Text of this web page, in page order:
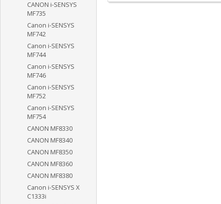
CANON i-SENSYS
MF735
Canon i-SENSYS
MF742
Canon i-SENSYS
MF744
Canon i-SENSYS
MF746
Canon i-SENSYS
MF752
Canon i-SENSYS
MF754
CANON MF8330
CANON MF8340
CANON MF8350
CANON MF8360
CANON MF8380
Canon i-SENSYS X
C1333i